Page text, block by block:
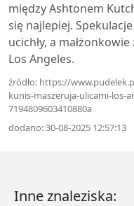
między Ashtonem
się najlepiej.
ucichły, a
Los Angeles.
źródło: https://
kunis-maszeruja-ulicami-los-
7194809603410880a
dodano: 30-08-2025 12:57:13
Inne znaleziska: